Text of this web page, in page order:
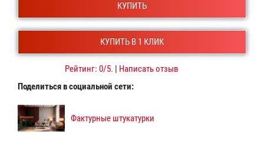
КУПИТЬ
КУПИТЬ В 1 КЛИК
Рейтинг: 0/5. | Написать отзыв
Поделиться в социальной сети:
Фактурные штукатурки